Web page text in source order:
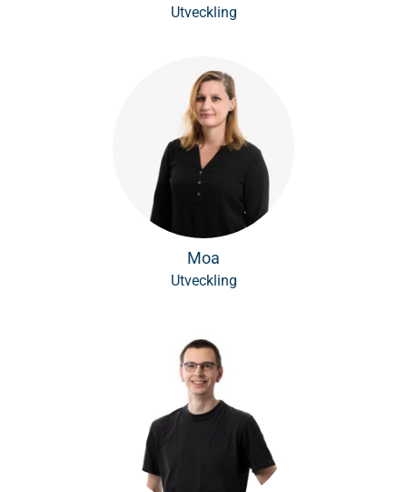
Utveckling
Moa
Utveckling